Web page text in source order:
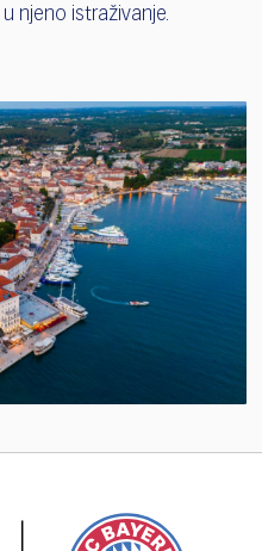
njeno istraživanje.